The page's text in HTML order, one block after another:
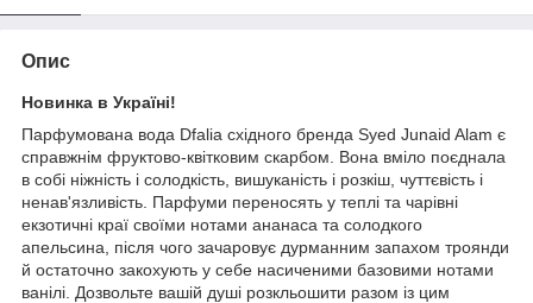
Опис
Новинка в Україні!
Парфумована вода Dfalia східного бренда Syed Junaid Alam є
справжнім фруктово-квітковим скарбом. Вона вміло поєднала
в собі ніжність і солодкість, вишуканість і розкіш, чуттєвість і
ненав'язливість. Парфуми переносять у теплі та чарівні
екзотичні краї своїми нотами ананаса та солодкого
апельсина, після чого зачаровує дурманним запахом троянди
й остаточно закохують у себе насиченими базовими нотами
ванілі. Дозвольте вашій душі розкльошити разом із цим